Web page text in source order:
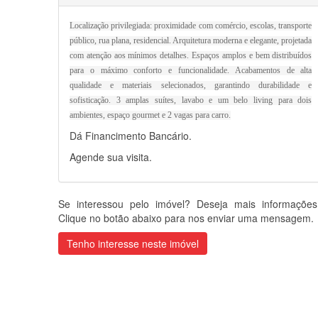
Localização privilegiada: proximidade com comércio, escolas, transporte
público, rua plana, residencial. Arquitetura moderna e elegante, projetada
com atenção aos mínimos detalhes. Espaços amplos e bem distribuídos
para o máximo conforto e funcionalidade. Acabamentos de alta
qualidade e materiais selecionados, garantindo durabilidade e
sofisticação. 3 amplas suítes, lavabo e um belo living para dois
ambientes, espaço gourmet e 2 vagas para carro.
Dá Financimento Bancário.
Agende sua visita.
Se interessou pelo imóvel? Deseja mais
Clique no botão abaixo para nos enviar uma mensagem.
Tenho interesse neste imóvel